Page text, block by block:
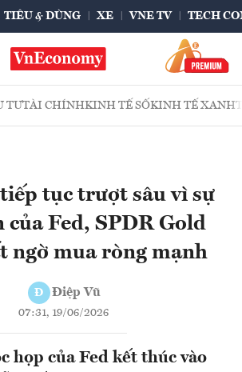
TIÊU & DÙNG XE VNE TV TECH
TƯTÀI CHÍNHKINH TẾ SỐKINH TẾ XANH
tục trượt sâu vì sự
của Fed, SPDR Gold
ngờ mua ròng mạnh
Đ Điệp Vũ
07:31, 19/06/2026
họp của Fed kết thúc vào